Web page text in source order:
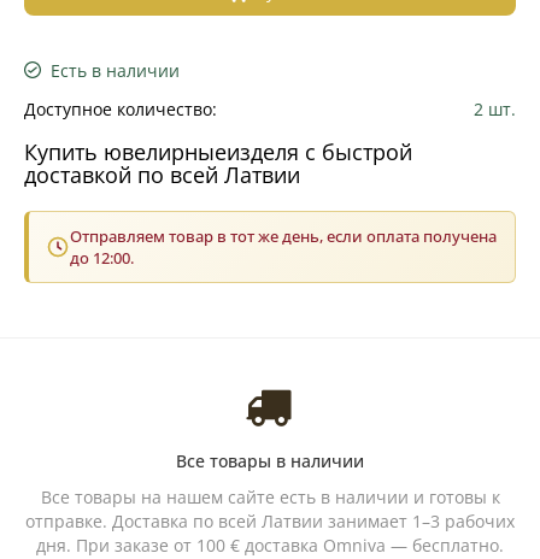
Есть в наличии
Доступное количество:
2 шт.
Купить ювелирныеизделя с быстрой
доставкой по всей Латвии
Отправляем товар в тот же день, если оплата получена
до 12:00.
Все товары в наличии
Все товары на нашем сайте есть в наличии и готовы к
отправке. Доставка по всей Латвии занимает 1–3 рабочих
дня. При заказе от 100 € доставка Omniva — бесплатно.